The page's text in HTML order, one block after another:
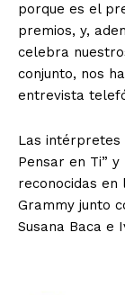
porque es el
premios, y,
celebra
conjunto, nos
entrevista
Las intérpretes
Pensar en Ti” y
reconocidas en
Grammy junto
Susana Baca e